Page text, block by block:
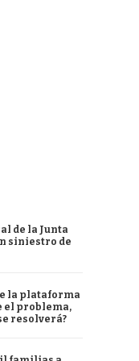
de la Junta
siniestro de
la plataforma
el problema,
resolverá?